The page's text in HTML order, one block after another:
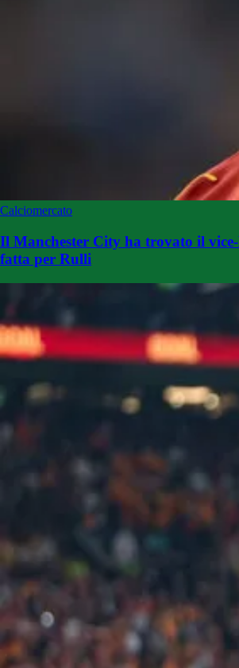
Calciomercato
Il Manchester City ha trovato il
fatta per Rulli